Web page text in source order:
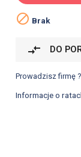
 Brak
compare_arrows DO
Prowadzisz firmę
Informacje o